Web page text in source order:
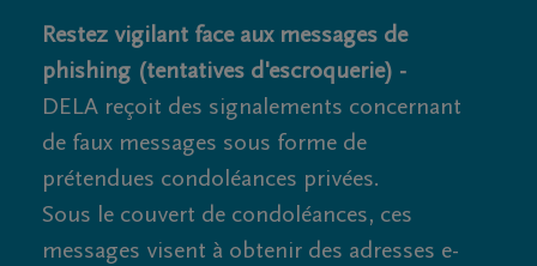
Restez vigilant face aux messages de
phishing (tentatives d'escroquerie) -
DELA reçoit des signalements concernant
de faux messages sous forme de
prétendues condoléances privées.
Sous le couvert de condoléances, ces
messages visent à obtenir des adresses e-